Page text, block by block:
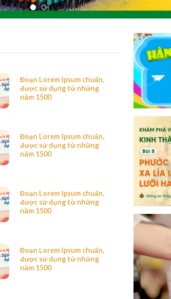
Đoạn Lorem Ipsum chuẩn,
được sử dụng từ những
năm 1500
Đoạn Lorem Ipsum chuẩn,
được sử dụng từ những
năm 1500
Đoạn Lorem Ipsum chuẩn,
được sử dụng từ những
năm 1500
Đoạn Lorem Ipsum chuẩn,
được sử dụng từ những
năm 1500